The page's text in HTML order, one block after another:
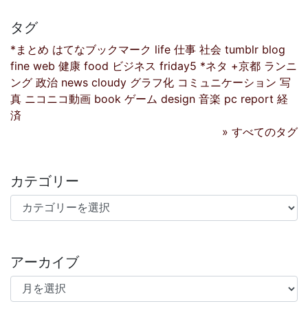
タグ
*まとめ はてなブックマーク life 仕事 社会 tumblr blog
fine web 健康 food ビジネス friday5 *ネタ +京都 ランニ
ング 政治 news cloudy グラフ化 コミュニケーション 写
真 ニコニコ動画 book ゲーム design 音楽 pc report 経
済
» すべてのタグ
カテゴリー
カテゴリー
アーカイブ
アーカイブ